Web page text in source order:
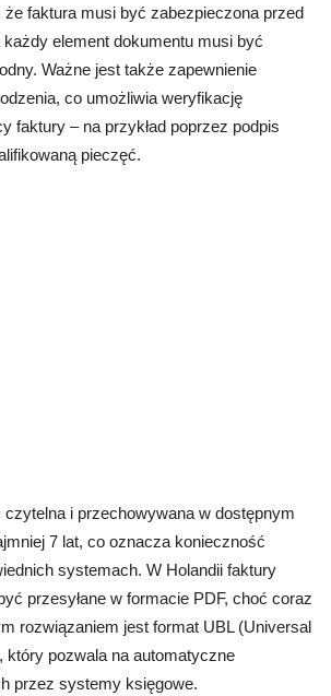
faktura musi być zabezpieczona przed
element dokumentu musi być
Ważne jest także zapewnienie
co umożliwia weryfikację
faktury – na przykład poprzez podpis
pieczęć.
czytelna i przechowywana w dostępnym
7 lat, co oznacza konieczność
systemach. W Holandii faktury
przesyłane w formacie PDF, choć coraz
rozwiązaniem jest format UBL (Universal
który pozwala na automatyczne
przez systemy księgowe.